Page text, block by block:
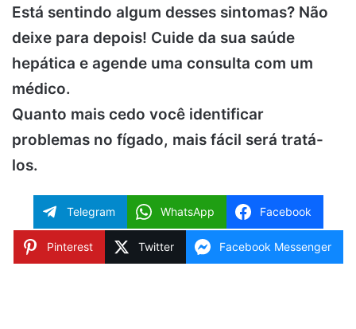
Está sentindo algum desses sintomas? Não
deixe para depois! Cuide da sua saúde
hepática e agende uma consulta com um
médico.
Quanto mais cedo você identificar
problemas no fígado, mais fácil será tratá-
los.
Telegram WhatsApp Facebook
Pinterest Twitter Facebook Messenger